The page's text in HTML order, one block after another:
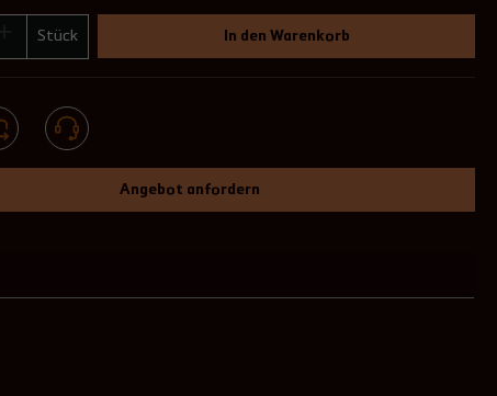
Stück In den Warenkorb
Angebot anfordern